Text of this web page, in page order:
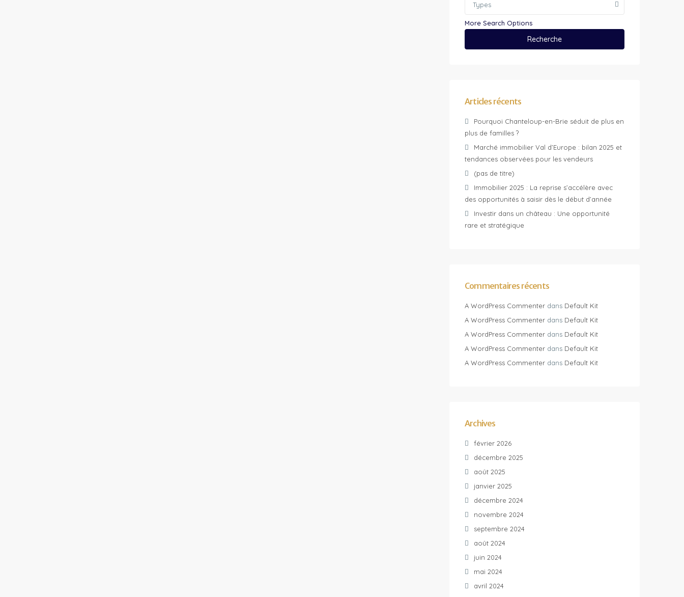
Types
More Search Options
Recherche
Articles récents
Pourquoi Chanteloup-en-Brie séduit de plus en
plus de familles ?
Marché immobilier Val d’Europe : bilan 2025 et
tendances observées pour les vendeurs
(pas de titre)
Immobilier 2025 : La reprise s’accélère avec
des opportunités à saisir dès le début d’année
Investir dans un château : Une opportunité
rare et stratégique
Commentaires récents
A WordPress Commenter dans Default Kit
A WordPress Commenter dans Default Kit
A WordPress Commenter dans Default Kit
A WordPress Commenter dans Default Kit
A WordPress Commenter dans Default Kit
Archives
février 2026
décembre 2025
août 2025
janvier 2025
décembre 2024
novembre 2024
septembre 2024
août 2024
juin 2024
mai 2024
avril 2024